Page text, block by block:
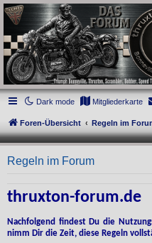
thruxton-
DAS FORUM! Alles rund um die
die New Bonneville Baureihen ab
Scrambler, Bobber, Speed Twin,
und Speedmaster.
Dark mode
Mitgliederkarte
Foren-Übersicht Regeln im
Regeln im Forum
thruxton-forum.de
Nachfolgend findest Du die
nimm Dir die Zeit, diese Regeln